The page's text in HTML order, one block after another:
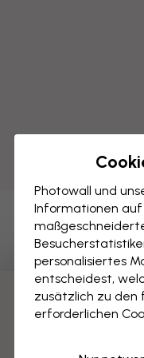
Kolony
LEINWANDBILD
Vormontiert und
Photowall und
Informationen auf
personalisiertes
entscheidest,
zusätzlich zu den
erforderlichen